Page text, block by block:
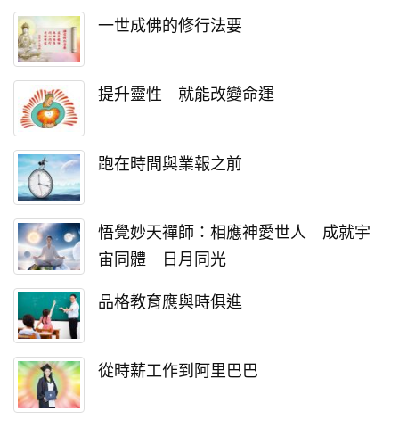
一世成佛的修行法要
提升靈性 就能改變命運
跑在時間與業報之前
悟覺妙天禪師：相應神愛世人 成就宇
宙同體 日月同光
品格教育應與時俱進
從時薪工作到阿里巴巴